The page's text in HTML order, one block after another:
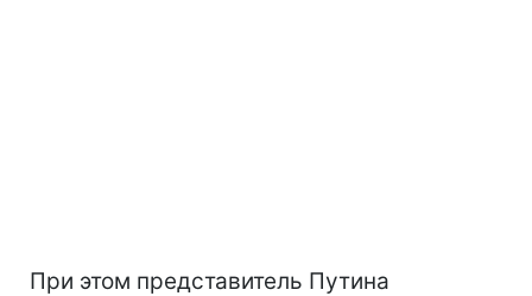
При этом представитель Путина